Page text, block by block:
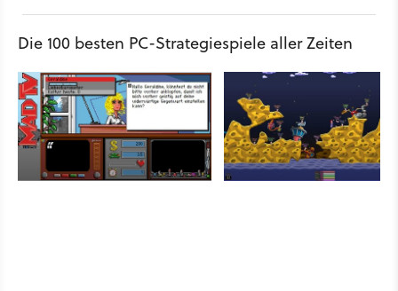
Die 100 besten PC-Strategiespiele aller Zeiten